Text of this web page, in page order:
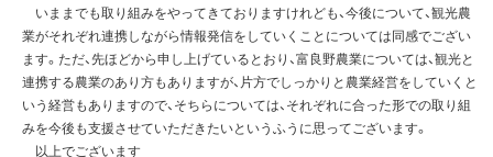
いままでも取り組みをやってきておりますけれども、今後について、観光農
業がそれぞれ連携しながら情報発信をしていくことについては同感でござい
ます。ただ、先ほどから申し上げているとおり、富良野農業については、観光と
連携する農業のあり方もありますが、片方でしっかりと農業経営をしていくと
いう経営もありますので、そちらについては、それぞれに合った形での取り組
みを今後も支援させていただきたいというふうに思ってございます。
以上でございます